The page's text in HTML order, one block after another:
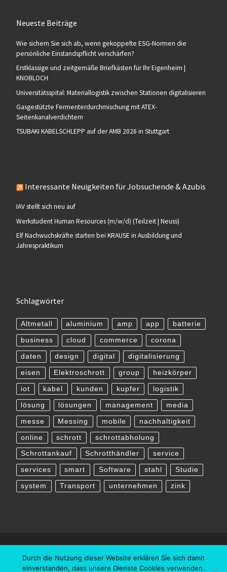
Neueste Beiträge
Wie sichern Sie sich ab, wenn gekoppelte ESG-Normen die
persönliche Einstandspflicht verschärfen?
Erstklassige und zeitgemäße Briefkästen für Ihr Eigenheim |
KNOBLOCH
Universitätsspital: Materiallogistik zwischen Stationen digitalisieren
Gasgestützte Fermenterdurchmischung mit ATEX-
Seitenkanalverdichtern
TSUBAKI KABELSCHLEPP auf der AMB 2026 in Stuttgart
Interessante Neuigkeiten für Jobsuchende & Azubis
IAV stellt sich neu auf
Werkstudent Human Resources (m/w/d) (Teilzeit | Neuss)
Elf Nachwuchskräfte starten bei KRAUSE in Ausbildung und
Jahrespraktikum
Schlagwörter
Altmetall aluminium amp app batterie
business cloud commerce corona
daten design digital digitalisierung
eisen Elektroschrott group heizkörper
iot kabel kunden kupfer logistik
lösung lösungen management media
messe Messing mobile nachhaltigkeit
online schrott schrottabholung
Schrottankauf Schrotthändler service
services smart Software stahl Studie
system Transport unternehmen zink
Durch die Nutzung dieser Website erklären Sie sich damit
einverstanden, dass unsere Dienste Cookies verwenden.